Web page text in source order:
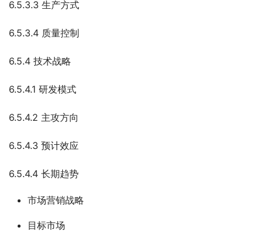
6.5.3.3 生产方式
6.5.3.4 质量控制
6.5.4 技术战略
6.5.4.1 研发模式
6.5.4.2 主攻方向
6.5.4.3 预计效应
6.5.4.4 长期趋势
市场营销战略
目标市场